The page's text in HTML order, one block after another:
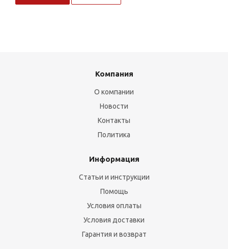
Компания
О компании
Новости
Контакты
Политика
Информация
Статьи и инструкции
Помощь
Условия оплаты
Условия доставки
Гарантия и возврат